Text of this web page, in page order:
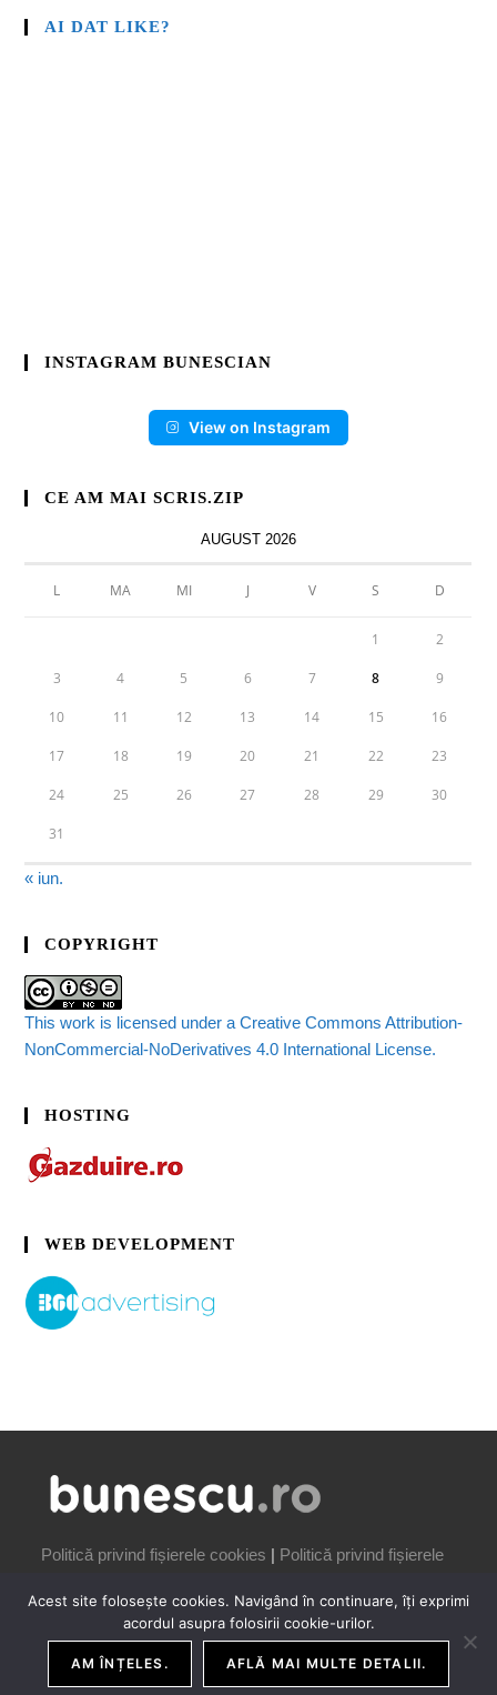
AI DAT LIKE?
INSTAGRAM BUNESCIAN
View on Instagram
CE AM MAI SCRIS.ZIP
AUGUST 2026
L MA MI J V S D
1 2
3 4 5 6 7 8 9
10 11 12 13 14 15 16
17 18 19 20 21 22 23
24 25 26 27 28 29 30
31
« iun.
COPYRIGHT
This work is licensed under a Creative Commons Attribution-
NonCommercial-NoDerivatives 4.0 International License.
HOSTING
WEB DEVELOPMENT
Politică privind fișierele cookies | Politică privind fișierele
COPYRIGHT IONUȚ BUNESCU | 2006-2026
Acest site folosește cookies. Navigând în continuare, îți exprimi
acordul asupra folosirii cookie-urilor.
AM ÎNȚELES. AFLĂ MAI MULTE DETALII.